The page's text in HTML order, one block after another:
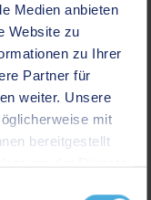
Medien anbieten
Website zu
zu Ihrer
Partner für
weiter. Unsere
mit
bereitgestellt